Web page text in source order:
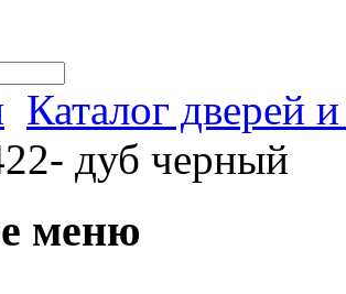
Каталог дверей
дуб черный
меню